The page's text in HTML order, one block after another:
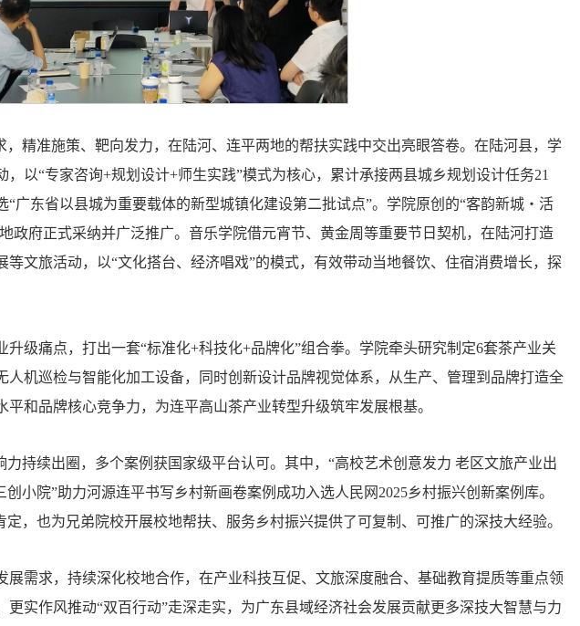
，精准施策、靶向发力，在陆河、连平两地的帮扶实践中交出亮眼答卷。在陆河县，学
以“专家咨询+规划设计+师生实践”模式为核心，累计承接两县城乡规划设计任务21
广东省以县城为重要载体的新型城镇化建设第二批试点”。学院原创的“客韵新城・活
政府正式采纳并广泛推广。音乐学院借元宵节、黄金周等重要节日契机，在陆河打造
文旅活动，以“文化搭台、经济唱戏”的模式，有效带动当地餐饮、住宿消费增长，探
级痛点，打出一套“标准化+科技化+品牌化”组合拳。学院牵头研究制定6套茶产业关
机巡检与智能化加工设备，同时创新设计品牌视觉体系，从生产、管理到品牌打造全
和品牌核心竞争力，为连平高山茶产业转型升级筑牢发展根基。
持续出圈，多个案例获国家级平台认可。其中，“高校艺术创意发力 老区文旅产业出
小院”助力河源连平书写乡村新画卷案例成功入选人民网2025乡村振兴创新案例库。
，也为兄弟院校开展校地帮扶、服务乡村振兴提供了可复制、可推广的深技大经验。
展需求，持续深化校地合作，在产业科技互促、文旅深度融合、基础教育提质等重点领
实作风推动“双百行动”走深走实，为广东县域经济社会发展贡献更多深技大智慧与力